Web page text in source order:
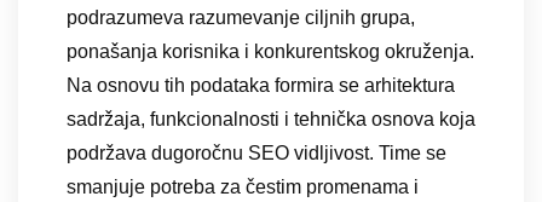
podrazumeva razumevanje ciljnih grupa,
ponašanja korisnika i konkurentskog okruženja.
Na osnovu tih podataka formira se arhitektura
sadržaja, funkcionalnosti i tehnička osnova koja
podržava dugoročnu SEO vidljivost. Time se
smanjuje potreba za čestim promenama i